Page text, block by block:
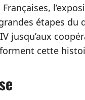
étapes
jusqu’aux
cette